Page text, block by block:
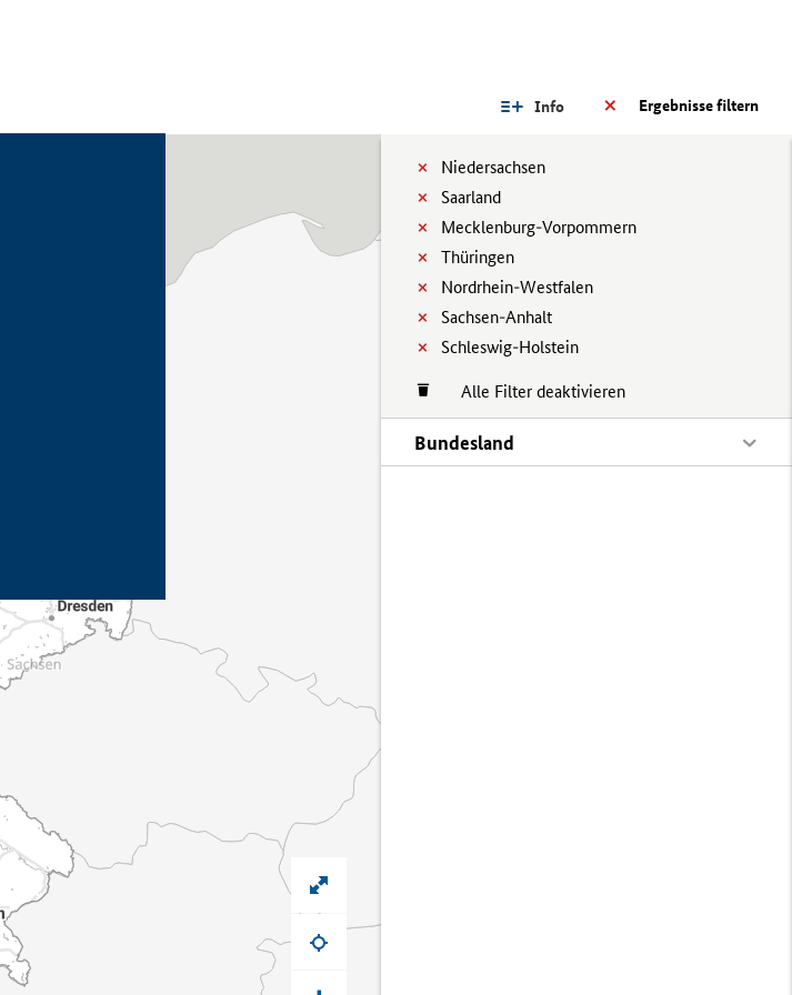
Ergebnisse filtern
Info
Niedersachsen
Saarland
Mecklenburg-Vorpommern
Thüringen
Nordrhein-Westfalen
Sachsen-Anhalt
Schleswig-Holstein
Alle Filter deaktivieren
Bundesland